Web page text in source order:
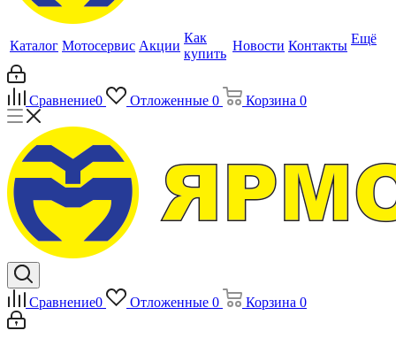
Каталог Мотосервис Акции
Как
купить
Новости Контакты Ещё
Сравнение0 Отложенные 0 Корзина 0
Сравнение0 Отложенные 0 Корзина 0